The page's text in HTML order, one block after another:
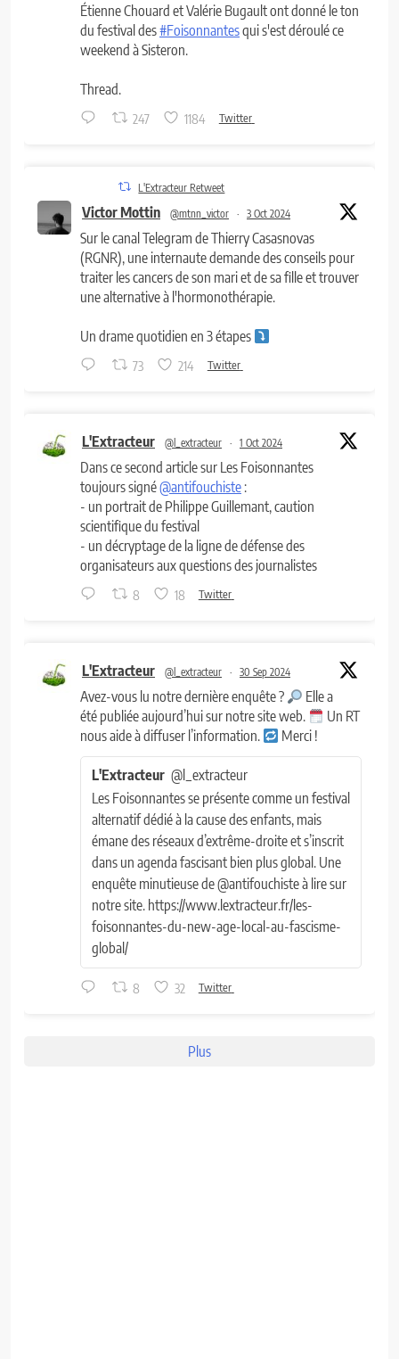
Étienne Chouard et Valérie Bugault ont donné le ton
du festival des#Foisonnantesqui s'est déroulé ce
weekend à Sisteron.
Thread.
247 1184 Twitter
L'Extracteur Retweet
Victor Mottin @mtnn_victor · 3 Oct 2024
Sur le canal Telegram de Thierry Casasnovas
(RGNR), une internaute demande des conseils pour
traiter les cancers de son mari et de sa fille et trouver
une alternative à l'hormonothérapie.
Un drame quotidien en 3 étapes
73 214 Twitter
L'Extracteur @l_extracteur · 1 Oct 2024
Dans ce second article sur Les Foisonnantes
toujours signé@antifouchiste :
- un portrait de Philippe Guillemant, caution
scientifique du festival
- un décryptage de la ligne de défense des
organisateurs aux questions des journalistes
8 18 Twitter
L'Extracteur @l_extracteur · 30 Sep 2024
Avez-vous lu notre dernière enquête ?
Elle a
été publiée aujourd’hui sur notre site web.
Un RT
nous aide à diffuser l’information.
Merci !
L'Extracteur @l_extracteur
Les Foisonnantes se présente comme un festival
alternatif dédié à la cause des enfants, mais
émane des réseaux d’extrême-droite et s’inscrit
dans un agenda fascisant bien plus global. Une
enquête minutieuse de @antifouchiste à lire sur
notre site. https://www.lextracteur.fr/les-
foisonnantes-du-new-age-local-au-fascisme-
global/
8 32 Twitter
Plus